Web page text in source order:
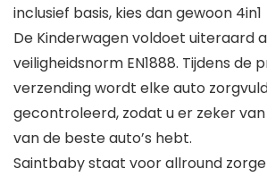
inclusief basis, kies dan gewoon 4in1
De Kinderwagen voldoet uiteraard
veiligheidsnorm EN1888. Tijdens de
verzending wordt elke auto
gecontroleerd, zodat u er zeker
van de beste auto’s hebt.
Saintbaby staat voor allround